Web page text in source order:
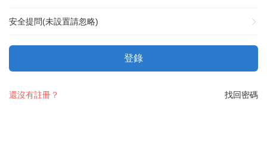
安全提問(未設置請忽略)
登錄
找回密碼
還沒有註冊？